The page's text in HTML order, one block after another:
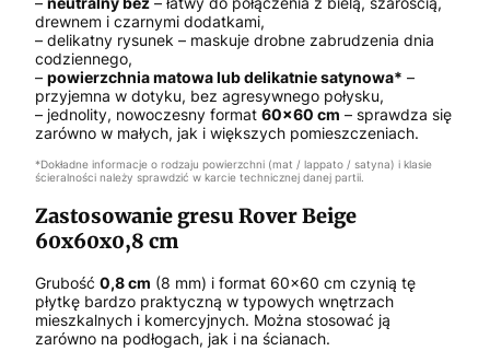
drewnem i czarnymi dodatkami,
– delikatny rysunek – maskuje drobne zabrudzenia dnia
codziennego,
– powierzchnia matowa lub delikatnie satynowa* –
przyjemna w dotyku, bez agresywnego połysku,
– jednolity, nowoczesny format 60x60 cm – sprawdza się
zarówno w małych, jak i większych pomieszczeniach.
*Dokładne informacje o rodzaju powierzchni (mat / lappato / satyna) i klasie
ścieralności należy sprawdzić w karcie technicznej danej partii.
Zastosowanie gresu Rover Beige
60x60x0,8 cm
Grubość 0,8 cm (8 mm) i format 60x60 cm czynią tę
płytkę bardzo praktyczną w typowych wnętrzach
mieszkalnych i komercyjnych. Można stosować ją
zarówno na podłogach, jak i na ścianach.